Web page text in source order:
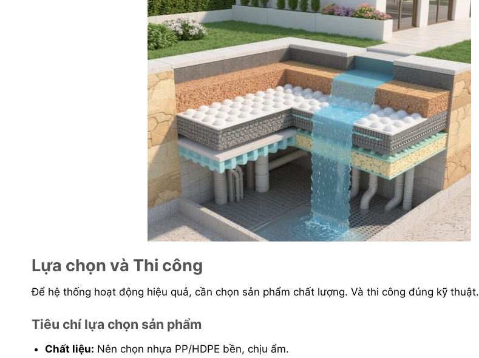
Lựa chọn và Thi công
Để hệ thống hoạt động hiệu quả, cần chọn sản phẩm chất lượng. Và thi công đúng kỹ thuật.
Tiêu chí lựa chọn sản phẩm
Chất liệu: Nên chọn nhựa PP/HDPE bền, chịu ẩm.